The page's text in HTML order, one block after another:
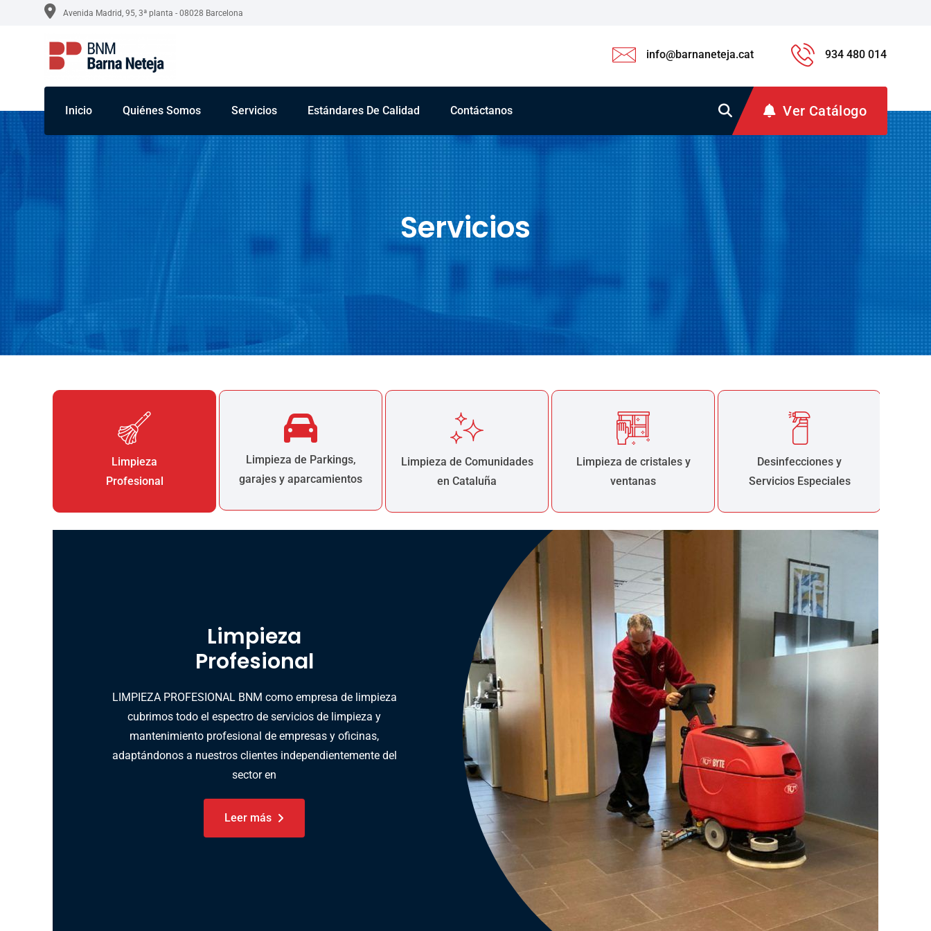
Avenida Madrid, 95, 3ª planta - 08028 Barcelona
info@barnaneteja.cat 934 480 014
Inicio Quiénes Somos Servicios Estándares De Calidad Contáctanos Ver Catálogo
Servicios
Limpieza
Profesional
Limpieza de Parkings,
garajes y aparcamientos
Limpieza de Comunidades
en Cataluña
Limpieza de cristales y
ventanas
Desinfecciones y
Servicios Especiales
Limpieza
Profesional
LIMPIEZA PROFESIONAL BNM como empresa de limpieza
cubrimos todo el espectro de servicios de limpieza y
mantenimiento profesional de empresas y oficinas,
adaptándonos a nuestros clientes independientemente del
sector en
Leer más